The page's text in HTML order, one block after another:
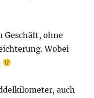
Geschäft, ohne
Wobei
auch